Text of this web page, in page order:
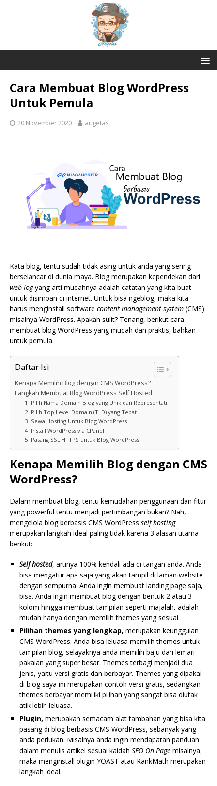
Cara Membuat Blog WordPress
Untuk Pemula
20 November 2020 arigetas
Kata blog, tentu sudah tidak asing untuk anda yang sering
berselancar di dunia maya. Blog merupakan kependekan dari
web logyang arti mudahnya adalah catatan yang kita buat
untuk disimpan di internet. Untuk bisa ngeblog, maka kita
harus menginstall software content management system (CMS)
misalnya WordPress. Apakah sulit? Tenang, berikut cara
membuat blog WordPress yang mudah dan praktis, bahkan
untuk pemula.
Daftar Isi
Kenapa Memilih Blog dengan CMS WordPress?
Langkah Membuat Blog WordPress Self Hosted
1. Pilih Nama Domain Blog yang Unik dan Representatif
2. Pilih Top Level Domain (TLD) yang Tepat
3. Sewa Hosting Untuk Blog WordPress
4. Install WordPress via CPanel
5. Pasang SSL HTTPS untuk Blog WordPress
Kenapa Memilih Blog dengan CMS
WordPress?
Dalam membuat blog, tentu kemudahan penggunaan dan fitur
yang powerful tentu menjadi pertimbangan bukan? Nah,
mengelola blog berbasis CMS WordPress self hosting
merupakan langkah ideal paling tidak karena 3 alasan utama
berikut:
Self hosted, artinya 100% kendali ada di tangan anda. Anda
bisa mengatur apa saja yang akan tampil di laman website
dengan sempurna. Anda ingin membuat landing page saja,
bisa. Anda ingin membuat blog dengan bentuk 2 atau 3
kolom hingga membuat tampilan seperti majalah, adalah
mudah hanya dengan memilih themes yang sesuai.
Pilihan themes yang lengkap, merupakan keunggulan
CMS WordPress. Anda bisa leluasa memilih themes untuk
tampilan blog, selayaknya anda memilih baju dari lemari
pakaian yang super besar. Themes terbagi menjadi dua
jenis, yaitu versi gratis dan berbayar. Themes yang dipakai
di blog saya ini merupakan contoh versi gratis, sedangkan
themes berbayar memiliki pilihan yang sangat bisa diutak
atik lebih leluasa.
Plugin, merupakan semacam alat tambahan yang bisa kita
pasang di blog berbasis CMS WordPress, sebanyak yang
anda perlukan. Misalnya anda ingin mendapatan panduan
dalam menulis artikel sesuai kaidah SEO On Page misalnya,
maka menginstall plugin YOAST atau RankMath merupakan
langkah ideal.